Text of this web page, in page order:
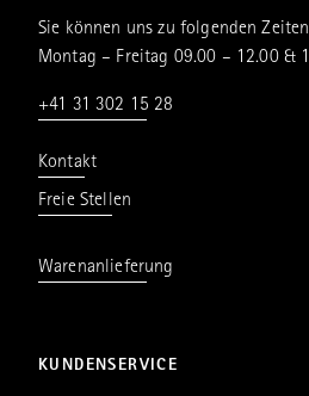
Sie können uns zu folgenden
Montag – Freitag 09.00 – 12.00 &
+41 31 302 15 28
Kontakt
Freie Stellen
Warenanlieferung
KUNDENSERVICE